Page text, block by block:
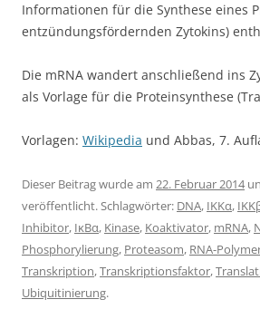
Informationen für die Synthese eines
entzündungsfördernden Zytokins)
Die mRNA wandert anschließend ins
als Vorlage für die Proteinsynthese
Vorlagen: Wikipedia und Abbas, 7.
Dieser Beitrag wurde am 22. Februar 2014
veröffentlicht. Schlagwörter: DNA, IKKα,
Inhibitor, IκBα, Kinase, Koaktivator, mRNA,
Phosphorylierung, Proteasom, RNA-
Transkription,Transkriptionsfaktor,
Ubiquitinierung.